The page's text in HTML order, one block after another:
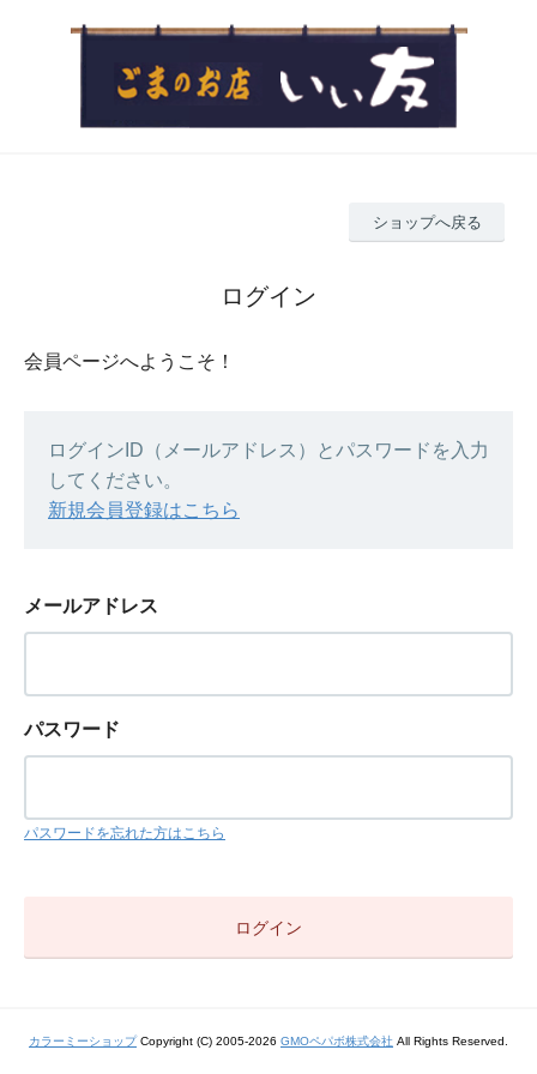
ショップへ戻る
ログイン
会員ページへようこそ！
ログインID（メールアドレス）とパスワードを入力
してください。
新規会員登録はこちら
メールアドレス
パスワード
パスワードを忘れた方はこちら
カラーミーショップCopyright (C) 2005-2026 GMOペパボ株式会社 All Rights Reserved.